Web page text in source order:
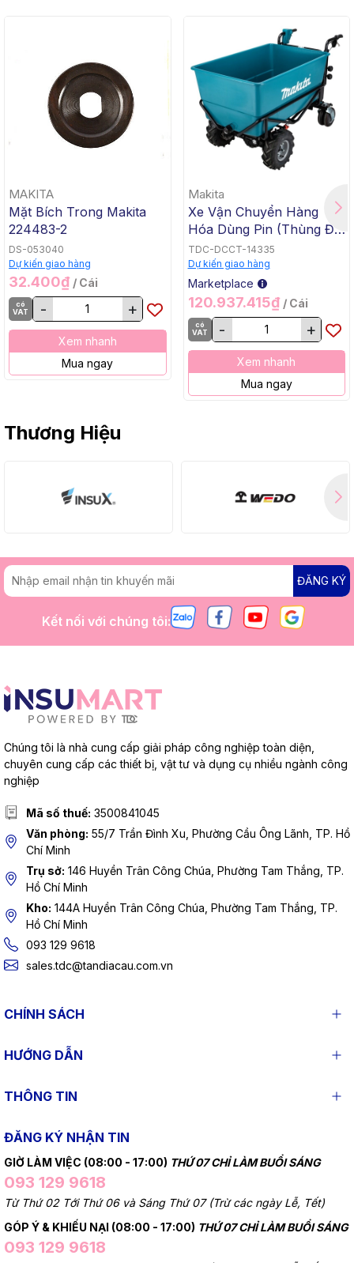
MAKITA
Mặt Bích Trong Makita
224483-2
DS-053040
Dự kiến giao hàng
32.400₫ / Cái
có
VAT
- +
Xem nhanh
Mua ngay
Makita
Xe Vận Chuyển Hàng
Hóa Dùng Pin (Thùng Đế
Bằng, BL, 18Vx2) Makita
DCU605Z
TDC-DCCT-14335
Dự kiến giao hàng
Marketplace
120.937.415₫ / Cái
có
VAT
- +
Xem nhanh
Mua ngay
Thương Hiệu
ĐĂNG KÝ
Kết nối với chúng tôi:
Chúng tôi là nhà cung cấp giải pháp công nghiệp toàn diện,
chuyên cung cấp các thiết bị, vật tư và dụng cụ nhiều ngành công
nghiệp
Mã số thuế: 3500841045
Văn phòng: 55/7 Trần Đình Xu, Phường Cầu Ông Lãnh, TP. Hồ
Chí Minh
Trụ sở: 146 Huyền Trân Công Chúa, Phường Tam Thắng, TP.
Hồ Chí Minh
Kho: 144A Huyền Trân Công Chúa, Phường Tam Thắng, TP.
Hồ Chí Minh
093 129 9618
sales.tdc@tandiacau.com.vn
CHÍNH SÁCH
HƯỚNG DẪN
THÔNG TIN
ĐĂNG KÝ NHẬN TIN
GIỜ LÀM VIỆC (08:00 - 17:00) THỨ 07 CHỈ LÀM BUỔI SÁNG
093 129 9618
Từ Thứ 02 Tới Thứ 06 và Sáng Thứ 07 (Trừ các ngày Lễ, Tết)
GÓP Ý & KHIẾU NẠI (08:00 - 17:00) THỨ 07 CHỈ LÀM BUỔI SÁNG
093 129 9618